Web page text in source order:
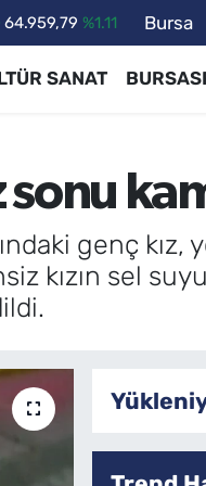
47,7436 %0.18
13.779 %-14
Bursa
SANAT
sonu
genç
kızın sel